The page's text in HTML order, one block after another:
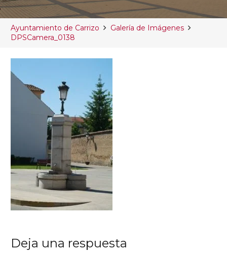
Ayuntamiento de Carrizo
Galería de Imágenes
DPSCamera_0138
Deja una respuesta